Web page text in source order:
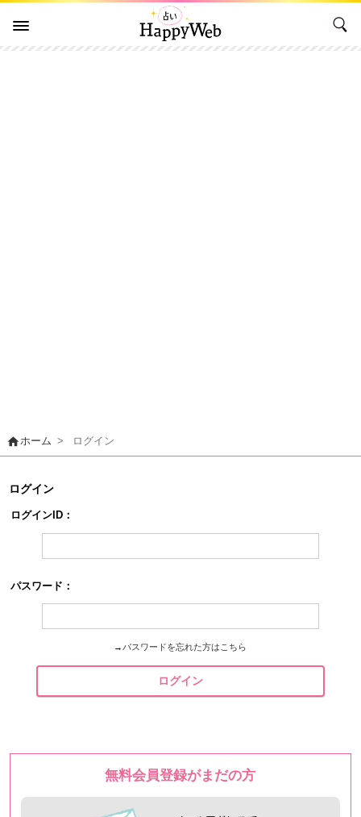
homeホーム > ログイン
ログイン
ログインID：
パスワード：
→ パスワードを忘れた方はこちら
ログイン
無料会員登録がまだの方